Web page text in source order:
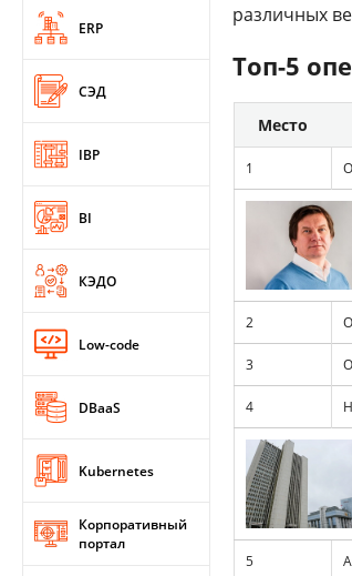
ERP
СЭД
IBP
BI
КЭДО
Low-code
DBaaS
Kubernetes
Корпоративный
портал
различных
Топ-5
Место
1
2
3
4
5